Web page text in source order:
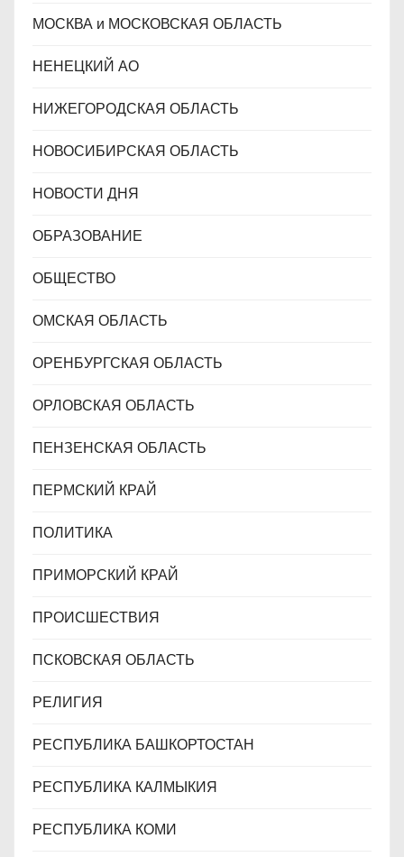
МОСКВА и МОСКОВСКАЯ ОБЛАСТЬ
НЕНЕЦКИЙ АО
НИЖЕГОРОДСКАЯ ОБЛАСТЬ
НОВОСИБИРСКАЯ ОБЛАСТЬ
НОВОСТИ ДНЯ
ОБРАЗОВАНИЕ
ОБЩЕСТВО
ОМСКАЯ ОБЛАСТЬ
ОРЕНБУРГСКАЯ ОБЛАСТЬ
ОРЛОВСКАЯ ОБЛАСТЬ
ПЕНЗЕНСКАЯ ОБЛАСТЬ
ПЕРМСКИЙ КРАЙ
ПОЛИТИКА
ПРИМОРСКИЙ КРАЙ
ПРОИСШЕСТВИЯ
ПСКОВСКАЯ ОБЛАСТЬ
РЕЛИГИЯ
РЕСПУБЛИКА БАШКОРТОСТАН
РЕСПУБЛИКА КАЛМЫКИЯ
РЕСПУБЛИКА КОМИ